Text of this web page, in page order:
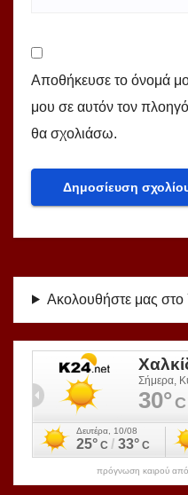
Αποθήκευσε το όνομά
μου σε αυτόν τον
θα σχολιάσω.
Ακολουθήστε μας
πρόγνωση καιρού